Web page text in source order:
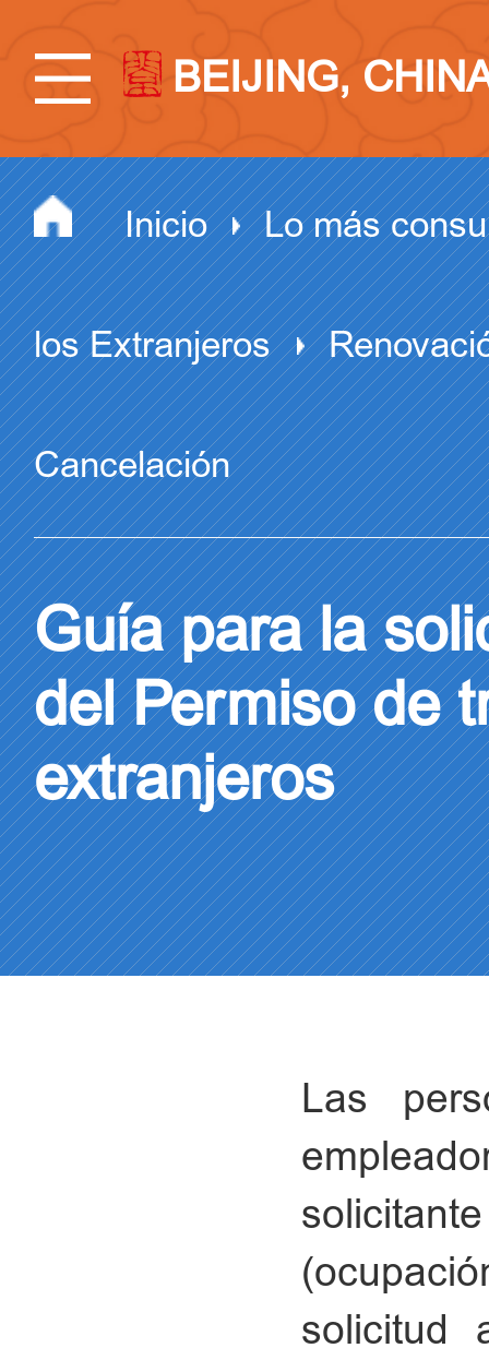
BEIJING,
Inicio Lo más
los Extranjeros
Cancelación
Guía para la
del Permiso de
extranjeros
Las
solicitud